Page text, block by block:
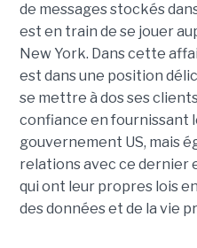
de messages stockés
est en train de se jouer
New York. Dans cette
est dans une position
se mettre à dos ses
confiance en fournissant
gouvernement US, mais
relations avec ce dernier
qui ont leur propres lois
des données et de la vie